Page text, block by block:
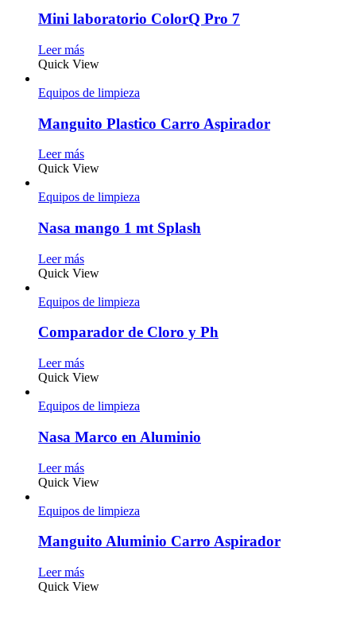
Mini laboratorio ColorQ Pro 7
Leer más
Quick View
Equipos de limpieza
Manguito Plastico Carro Aspirador
Leer más
Quick View
Equipos de limpieza
Nasa mango 1 mt Splash
Leer más
Quick View
Equipos de limpieza
Comparador de Cloro y Ph
Leer más
Quick View
Equipos de limpieza
Nasa Marco en Aluminio
Leer más
Quick View
Equipos de limpieza
Manguito Aluminio Carro Aspirador
Leer más
Quick View